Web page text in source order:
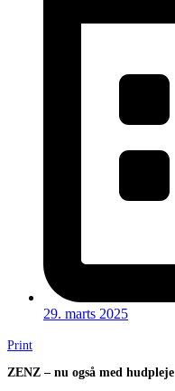
29. marts 2025
Print
ZENZ – nu også med hudpleje